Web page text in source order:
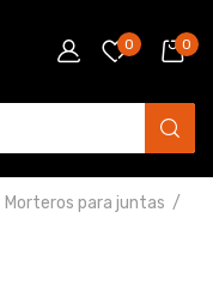
0 0
Morteros para juntas